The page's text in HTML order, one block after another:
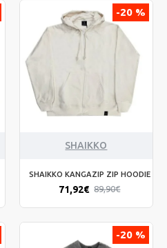
-20 %
SHAIKKO
SHAIKKO KANGAZIP ZIP HOODIE
71,92€ 89,90€
-20 %